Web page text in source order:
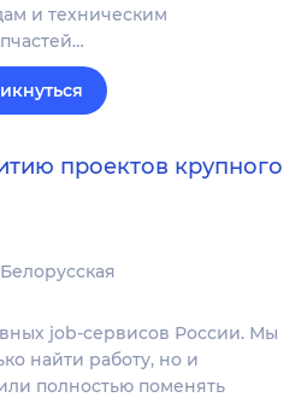
и техническим
проектов крупного
Белорусская
job-сервисов России. Мы
найти работу, но и
полностью поменять